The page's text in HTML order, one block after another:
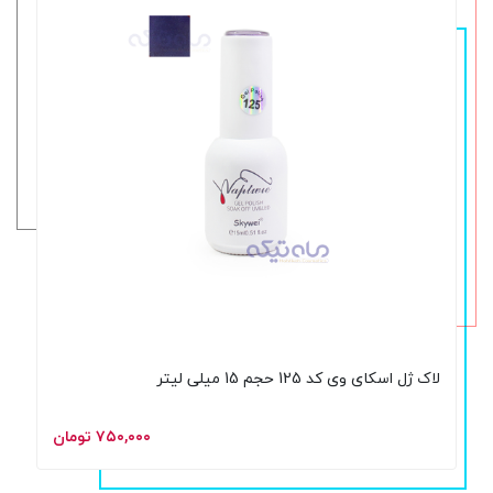
لاک ژل اسکای وی کد 125 حجم 15 میلی لیتر
۷۵۰,۰۰۰ تومان